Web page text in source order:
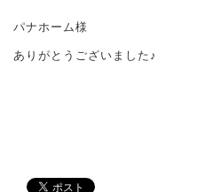
パナホーム様
ありがとうございました♪